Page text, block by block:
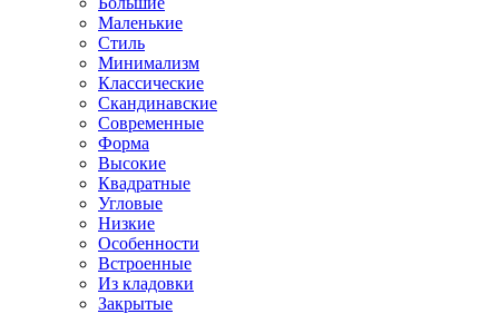
Маленькие
Стиль
Минимализм
Классические
Скандинавские
Современные
Форма
Высокие
Квадратные
Угловые
Низкие
Особенности
Встроенные
Из кладовки
Закрытые